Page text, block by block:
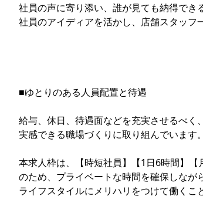
社員の声に寄り添い、誰が見ても納得でき
社員のアイディアを活かし、店舗スタッフ
■ゆとりのある人員配置と待遇
給与、休日、待遇面などを充実させるべく
実感できる職場づくりに取り組んでいます。
本求人枠は、【時短社員】【1日6時間】【
のため、プライベートな時間を確保しなが
ライフスタイルにメリハリをつけて働くこ